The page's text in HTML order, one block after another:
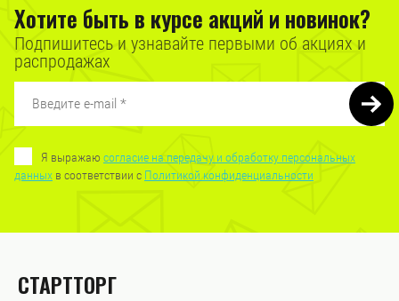
Хотите быть в курсе акций и новинок?
Подпишитесь и узнавайте первыми об акциях и
распродажах
Я выражаю согласие на передачу и обработку персональных
данных в соответствии с Политикой конфиденциальности
СТАРТТОРГ